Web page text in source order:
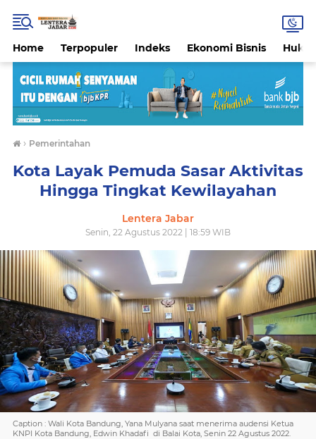
Home Terpopuler Indeks Ekonomi Bisnis
› Pemerintahan
Kota Layak Pemuda Sasar Aktivitas
Hingga Tingkat Kewilayahan
Lentera Jabar
Senin, 22 Agustus 2022 | 18:59 WIB
Caption : Wali Kota Bandung, Yana Mulyana saat menerima audensi Ketua
KNPI Kota Bandung, Edwin Khadafi di Balai Kota, Senin 22 Agustus 2022.